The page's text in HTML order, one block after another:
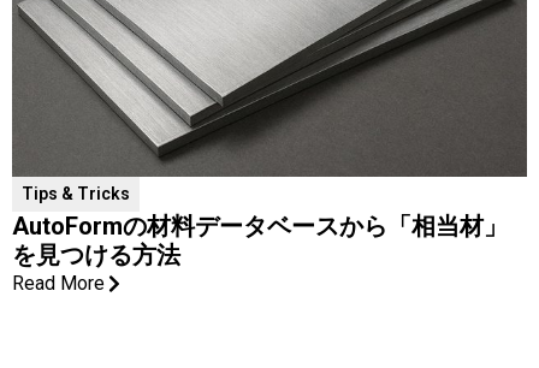
Tips & Tricks
AutoFormの材料データベースから「相当材」
を見つける方法
Read More